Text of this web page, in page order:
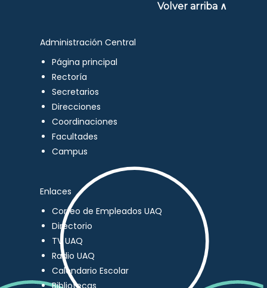
Volver arriba ∧
Administración Central
Página principal
Rectoría
Secretarios
Direcciones
Coordinaciones
Facultades
Campus
Enlaces
Correo de Empleados UAQ
Directorio
TV UAQ
Radio UAQ
Calendario Escolar
Bibliotecas